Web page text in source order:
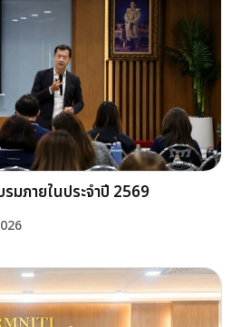
ภายในประจำปี 2569